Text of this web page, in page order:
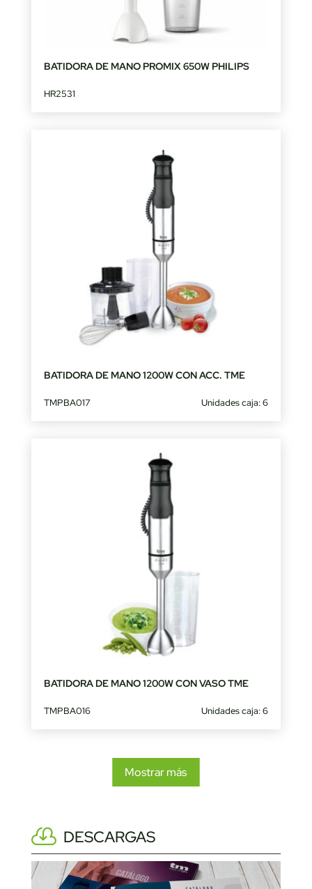
BATIDORA DE MANO PROMIX 650W PHILIPS
HR2531
BATIDORA DE MANO 1200W CON ACC. TME
TMPBA017 Unidades caja: 6
BATIDORA DE MANO 1200W CON VASO TME
TMPBA016 Unidades caja: 6
Mostrar más
DESCARGAS